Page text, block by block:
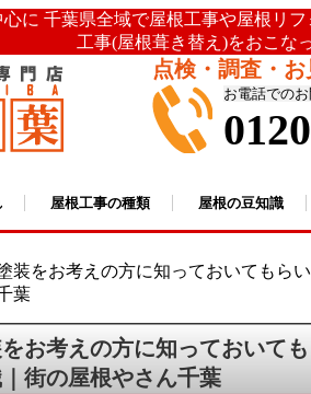
に 千葉県全域で屋根工事や屋根リ
工事(屋根葺き替え)をおこな
点検・調査・お
お電話での
屋根工事の種類 屋根の豆知識
装をお考えの方に知っておいてもら
葉
お考えの方に知っておいて
街の屋根やさん千葉